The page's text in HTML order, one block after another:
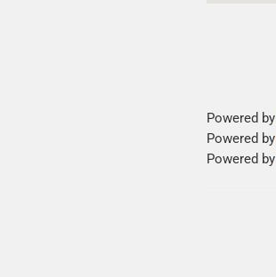
Powered by
Powered by
Powered by